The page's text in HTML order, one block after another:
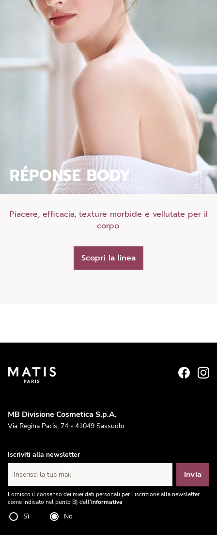
RÉPONSE BODY
Piacere, efficacia, texture morbide e vellutate per il
corpo.
Scopri la linea
MB Divisione Cosmetica S.p.A.
Via Regina Pacis, 74 - 41049 Sassuolo
Iscriviti alla newsletter
Inserisci la tua mail Invia
Fornisco il consenso dei miei dati personali per l’iscrizione alla newsletter
come indicato nel punto B) dell'informativa
Sì No